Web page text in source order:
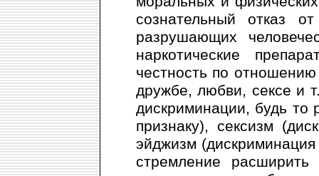
сознательный отказ
разрушающих
наркотические
честность по
дружбе, любви, сексе и
дискриминации, будь то
признаку), сексизм
эйджизм (дискриминация
стремление расширить